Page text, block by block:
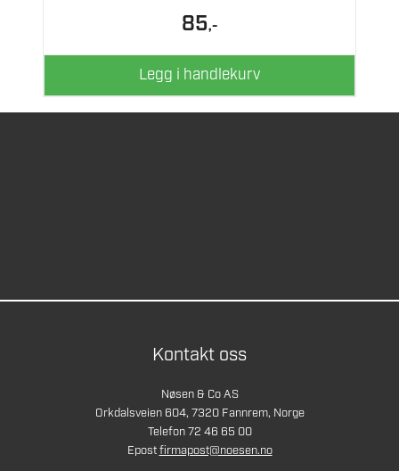
85,-
Legg i handlekurv
Kontakt oss
Nøsen & Co AS
Orkdalsveien 604, 7320 Fannrem, Norge
Telefon 72 46 65 00
Epostfirmapost@noesen.no